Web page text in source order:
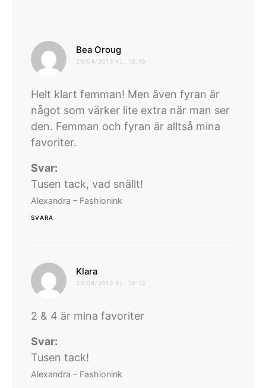
Bea Orougskriver:
29/04/2013 KL. 16:10
Helt klart femman! Men även fyran är
något som värker lite extra när man ser
den. Femman och fyran är alltså mina
favoriter.
Svar:
Tusen tack, vad snällt!
Alexandra – Fashionink
SVARA
Klara
29/04/2013 KL. 16:10
2 & 4 är mina favoriter
Svar:
Tusen tack!
Alexandra – Fashionink